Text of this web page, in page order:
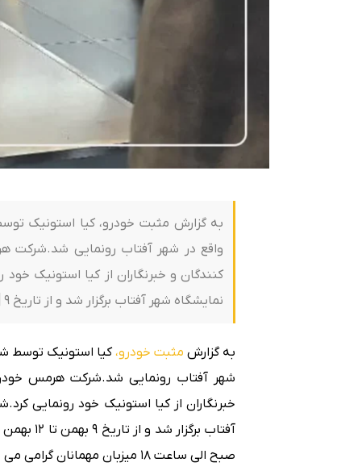
به گزارش مثبت خودرو، کیا استونیک
واقع در شهر آفتاب رونمایی شد.شرکت
کنندگان و خبرنگاران از کیا استونیک
نمایشگاه شهر آفتاب برگزار شد و از تاریخ 9 […]
به گزارشمثبت خودرو،کیا استونیک توسط
شهر آفتاب رونمایی شد.شرکت هرمس
خبرنگاران از کیا استونیک خود رونمایی
صبح الی ساعت 18 میزبان مهمانان گرامی می باشد.